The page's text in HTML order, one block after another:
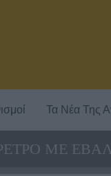
Τα Νέα Της
ΜΕ